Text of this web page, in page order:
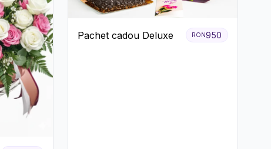
Pachet cadou Deluxe RON950